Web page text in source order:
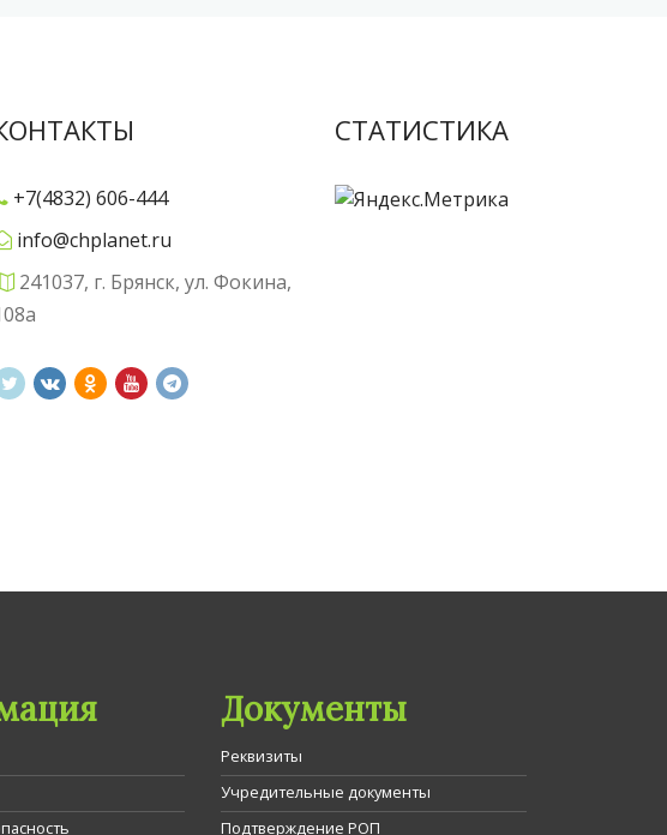
+7(4832) 606-444
info@chplanet.ru
241037, г. Брянск, ул. Фокина,
СТАТИСТИКА
Документы
Реквизиты
Учредительные документы
Подтверждение РОП